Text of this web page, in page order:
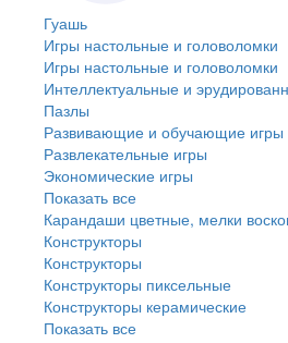
Гуашь
Игры настольные и головоломки
Игры настольные и головоломки
Интеллектуальные и
Пазлы
Развивающие и обучающие игры
Развлекательные игры
Экономические игры
Показать все
Карандаши цветные, мелки
Конструкторы
Конструкторы
Конструкторы пиксельные
Конструкторы керамические
Показать все